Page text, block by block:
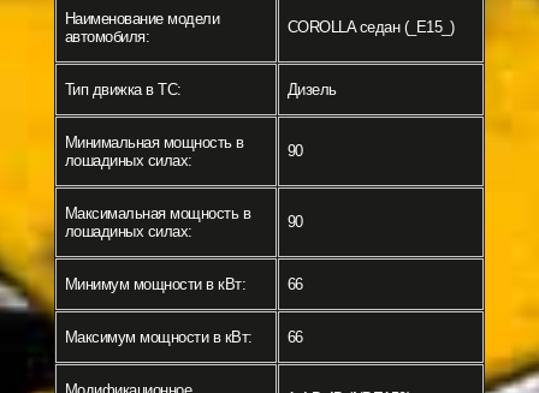
Наименование модели
автомобиля:
COROLLA седан (_E15_)
Тип движка в ТС: Дизель
Минимальная мощность в
лошадиных силах:
90
Максимальная мощность в
лошадиных силах:
90
Минимум мощности в кВт: 66
Максимум мощности в кВт: 66